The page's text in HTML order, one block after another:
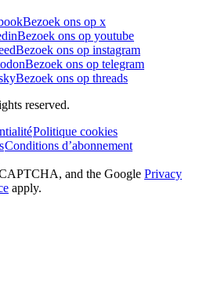
Bezoek ons op x
Bezoek ons op youtube
Bezoek ons op instagram
Bezoek ons op telegram
Bezoek ons op threads
reserved.
Politique cookies
Conditions d’abonnement
and the Google Privacy
apply.